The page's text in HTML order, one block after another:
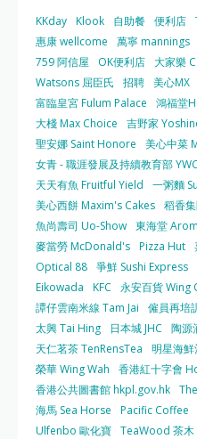
KKday Klook 自助餐 便利店
惠康 wellcome
萬寧 mannings
759 阿信屋
OK便利店 大家樂
Watsons 屈臣氏
招聘 美心MX
富臨皇宮 Fulum Palace
鴻福堂
大棧 Max Choice
吉野家
聖安娜 Saint Honore
美心中菜
女青 - 職涯發展及持續教育部
天天有魚 Fruitful Yield
一粥麵
美心西餅 Maxim's Cakes 稻香
魚尚壽司 Uo-Show 東海堂
麥當勞 McDonald's Pizza Hut
Optical 88 爭鮮 Sushi Express
Eikowada
KFC 永安百貨 Wing
譚仔雲南米線 Tam Jai
僱員再培
太興 Tai Hing
日本城 JHC
陶源
天仁茗茶 TenRensTea
明星海
榮華 Wing Wah
香港紅十字會
香港公共圖書館 hkpl.gov.hk
海馬 Sea Horse
Pacific Coffee
Ulfenbo 歐化寶 TeaWood 茶木